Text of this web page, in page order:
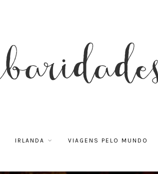
IRLANDA VIAGENS PELO MUNDO